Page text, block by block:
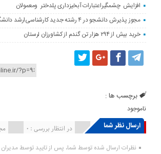
افزایش چشمگیراعتبارات آبخیزداری پلدختر ومعمولان
مجوز پذیرش دانشجو در ۴ رشته جدید کارشناسی‌ارشد دانشگاه لرستان صادر شد
خرید بیش از ۲۹۴ هزار تن گندم از کشاورزان لرستان
برچسب ها :
ناموجود
ارسال نظر شما در انتظار بررسی : 0 انتشار یافته : ۰
نظرات ارسال شده توسط شما، پس از تایید توسط